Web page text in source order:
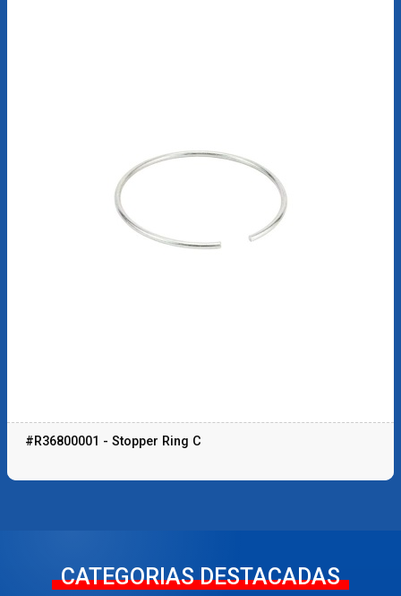
#R36800001 - Stopper Ring C
CATEGORIAS DESTACADAS